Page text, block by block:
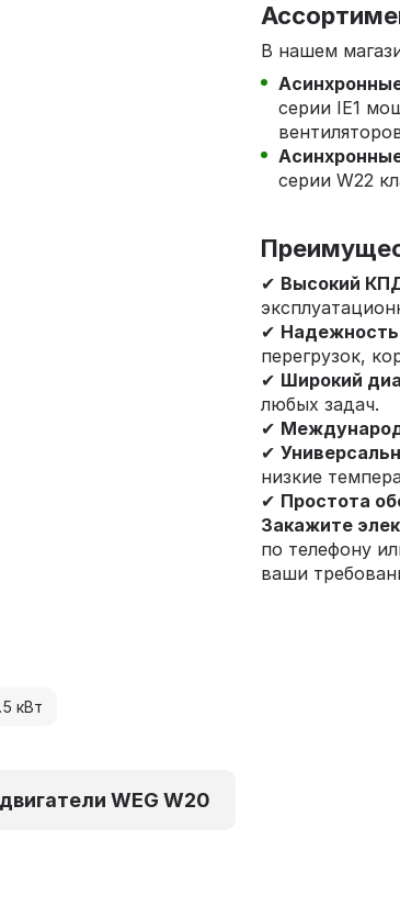
В нашем
серии IE1
серии W22
✔ Высокий
✔ Надежность
перегрузок,
✔ Широкий
любых задач.
✔
✔
низкие
✔ Простота
Закажите
по телефону
ваши
кВт
WEG W20